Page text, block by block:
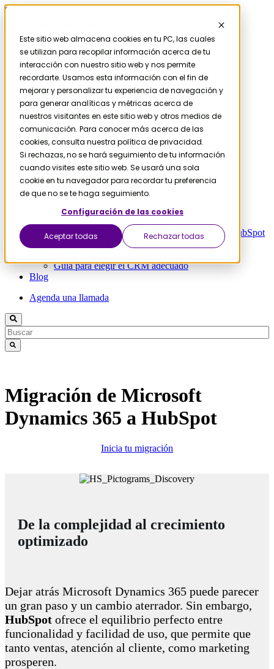
Este sitio web almacena cookies en tu PC, las cuales
se utilizan para recopilar información acerca de tu
interacción con nuestro sitio web y nos permite
recordarte. Usamos esta información con el fin de
mejorar y personalizar tu experiencia de navegación y
para generar analíticas y métricas acerca de
nuestros visitantes en este sitio web y otros medios de
comunicación. Para conocer más acerca de las
cookies, consulta nuestra política de privacidad.
Si rechazas, no se hará seguimiento de tu información
cuando visites este sitio web. Se usará una sola
cookie en tu navegador para recordar tu preferencia
de que no se te haga seguimiento.
Configuración de las cookies
Aceptar todas Rechazar todas
Skip to content
Contáctanos
Servicios
HubSpot
Migración
Salesforce a HubSpot
Microsoft D365 a HubSpot
Pipedrive a HubSpot
Zendesk a HubSpot
Recursos
El coste oculto de la mala implementación de HubSpot
Calcula el coste de la fricción entre equipos
Guía para elegir el CRM adecuado
Blog
Agenda una llamada
Migración de Microsoft
Dynamics 365 a HubSpot
Inicia tu migración
De la complejidad al crecimiento
optimizado
Dejar atrás Microsoft Dynamics 365 puede parecer
un gran paso y un cambio aterrador. Sin embargo,
HubSpot ofrece el equilibrio perfecto entre
funcionalidad y facilidad de uso, que permite que
tanto ventas, atención al cliente, como marketing
prosperen.